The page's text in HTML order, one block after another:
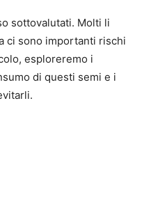
sottovalutati. Molti li
ci sono importanti rischi
esploreremo i
di questi semi e i